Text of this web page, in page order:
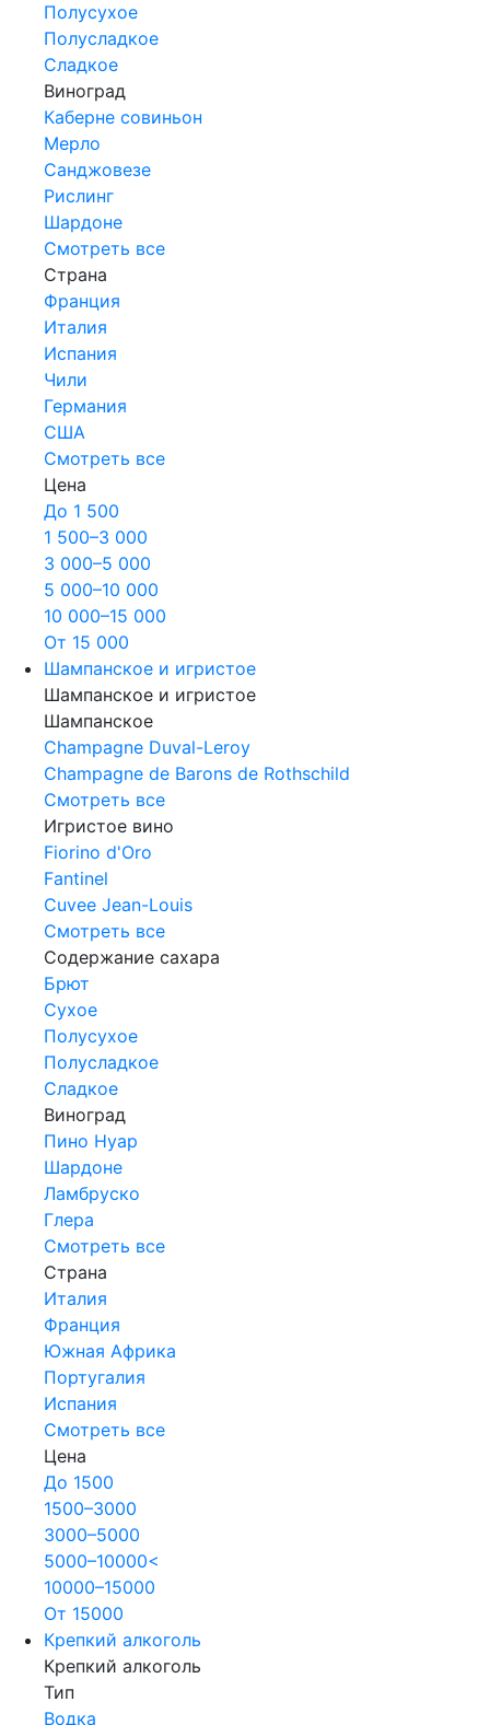
Полусухое
Полусладкое
Сладкое
Виноград
Каберне совиньон
Мерло
Санджовезе
Рислинг
Шардоне
Смотреть все
Страна
Франция
Италия
Испания
Чили
Германия
США
Смотреть все
Цена
До 1 500
1 500–3 000
3 000–5 000
5 000–10 000
10 000–15 000
От 15 000
Шампанское и игристое
Шампанское и игристое
Шампанское
Champagne Duval-Leroy
Champagne de Barons de Rothschild
Смотреть все
Игристое вино
Fiorino d'Oro
Fantinel
Cuvee Jean-Louis
Смотреть все
Содержание сахара
Брют
Сухое
Полусухое
Полусладкое
Сладкое
Виноград
Пино Нуар
Шардоне
Ламбруско
Глера
Смотреть все
Страна
Италия
Франция
Южная Африка
Португалия
Испания
Смотреть все
Цена
До 1500
1500–3000
3000–5000
5000–10000<
10000–15000
От 15000
Крепкий алкоголь
Крепкий алкоголь
Тип
Водка